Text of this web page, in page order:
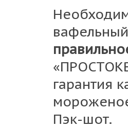
гарантия
Пэк-шот.